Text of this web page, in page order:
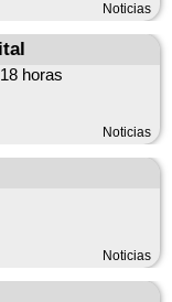
Noticias
a 18 horas
Noticias
Noticias